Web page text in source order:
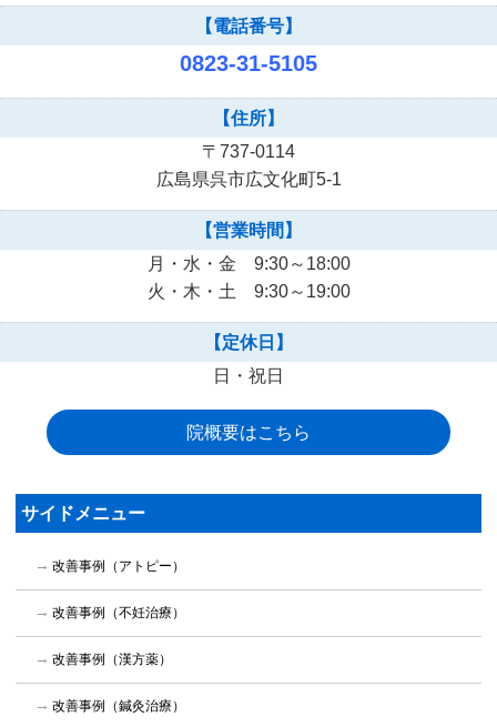
【電話番号】
0823-31-5105
【住所】
〒737-0114
広島県呉市広文化町5-1
【営業時間】
月・水・金 9:30～18:00
火・木・土 9:30～19:00
【定休日】
日・祝日
院概要はこちら
サイドメニュー
改善事例（アトピー）
改善事例（不妊治療）
改善事例（漢方薬）
改善事例（鍼灸治療）